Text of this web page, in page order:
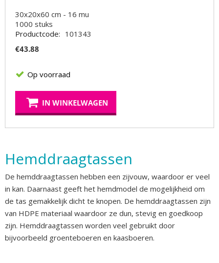
30x20x60 cm - 16 mu
1000 stuks
Productcode: 101343
€43.88
Op voorraad
IN WINKELWAGEN
Hemddraagtassen
De hemddraagtassen hebben een zijvouw, waardoor er veel
in kan. Daarnaast geeft het hemdmodel de mogelijkheid om
de tas gemakkelijk dicht te knopen. De hemddraagtassen zijn
van HDPE materiaal waardoor ze dun, stevig en goedkoop
zijn. Hemddraagtassen worden veel gebruikt door
bijvoorbeeld groenteboeren en kaasboeren.